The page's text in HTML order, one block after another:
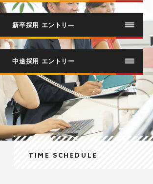
新卒採用 エントリ―
中途採用 エントリー
エントリー
TIME SCHEDULE